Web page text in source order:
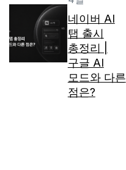
네이버 AI
탭 출시
총정리 |
구글 AI
모드와 다른
점은?